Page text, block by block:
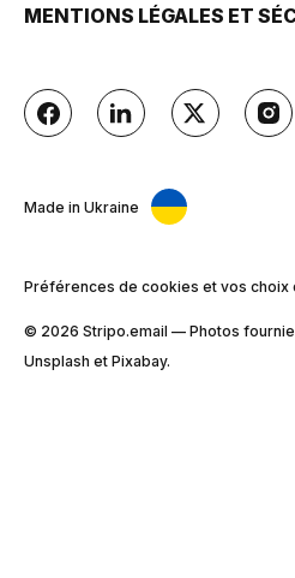
MENTIONS LÉGALES ET
Made in Ukraine
Préférences de cookies et vos choix
© 2026 Stripо.email — Photos
Unsplash et Pixabay.